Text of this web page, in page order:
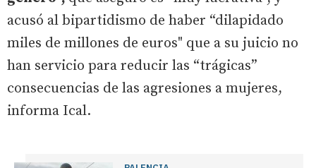
acusó al bipartidismo de haber “dilapidado
miles de millones de euros" que a su juicio no
han servicio para reducir las “trágicas”
consecuencias de las agresiones a mujeres,
informa Ical.